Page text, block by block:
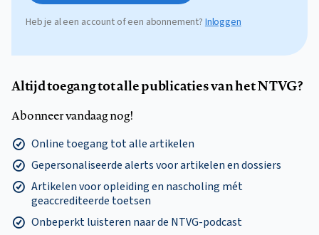
Heb je al een account of een abonnement?Inloggen
Altijd toegang tot alle publicaties van het NTVG?
Abonneer vandaag nog!
Online toegang tot alle artikelen
Gepersonaliseerde alerts voor artikelen en dossiers
Artikelen voor opleiding en nascholing mét
geaccrediteerde toetsen
Onbeperkt luisteren naar de NTVG-podcast